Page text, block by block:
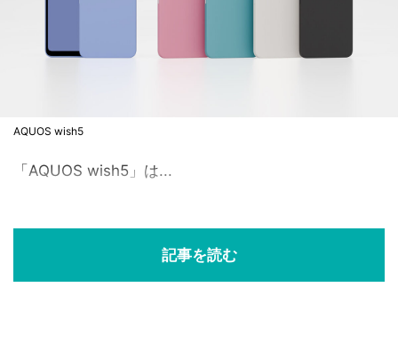
AQUOS wish5
「AQUOS wish5」は...
記事を読む